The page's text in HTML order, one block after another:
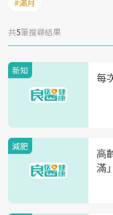
#滿月
共5筆搜尋結果
新知 每
減肥
高
滿